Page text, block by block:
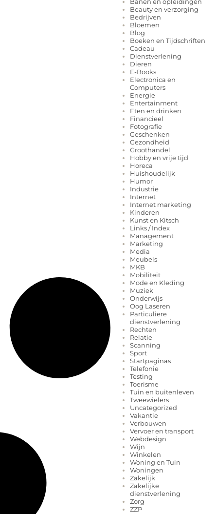
Beauty en verzorging
Bedrijven
Bloemen
Blog
Boeken en Tijdschriften
Cadeau
Dienstverlening
Dieren
E-Books
Electronica en
Computers
Energie
Entertainment
Eten en drinken
Financieel
Fotografie
Geschenken
Gezondheid
Groothandel
Hobby en vrije tijd
Horeca
Huishoudelijk
Humor
Industrie
Internet
Internet marketing
Kinderen
Kunst en Kitsch
Links / Index
Management
Marketing
Media
Meubels
MKB
Mobiliteit
Mode en Kleding
Muziek
Onderwijs
Oog Laseren
Particuliere
dienstverlening
Rechten
Relatie
Scanning
Sport
Startpaginas
Telefonie
Testing
Toerisme
Tuin en buitenleven
Tweewielers
Uncategorized
Vakantie
Verbouwen
Vervoer en transport
Webdesign
Wijn
Winkelen
Woning en Tuin
Woningen
Zakelijk
Zakelijke
dienstverlening
Zorg
ZZP